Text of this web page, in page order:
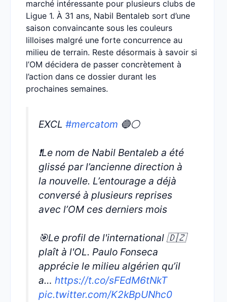
marché intéressante pour plusieurs clubs de
Ligue 1. À 31 ans, Nabil Bentaleb sort d’une
saison convaincante sous les couleurs
lilloises malgré une forte concurrence au
milieu de terrain. Reste désormais à savoir si
l’OM décidera de passer concrètement à
l’action dans ce dossier durant les
prochaines semaines.
EXCL #mercatom 🔵⚪️
❗️Le nom de Nabil Bentaleb a été
glissé par l’ancienne direction à
la nouvelle. L’entourage a déjà
conversé à plusieurs reprises
avec l’OM ces derniers mois
🎯Le profil de l'international 🇩🇿
plaît à l'OL. Paulo Fonseca
apprécie le milieu algérien qu’il
a… https://t.co/sFEdM6tNkT
pic.twitter.com/K2kBpUNhc0